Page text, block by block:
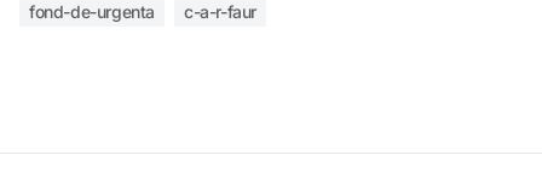
fond-de-urgenta
c-a-r-faur